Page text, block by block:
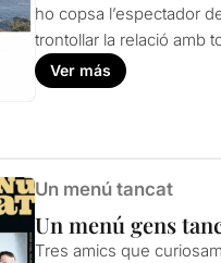
ho copsa l’espectador
trontollar la relació amb
Ver más
Un menú tancat
Un menú gens
Tres amics que